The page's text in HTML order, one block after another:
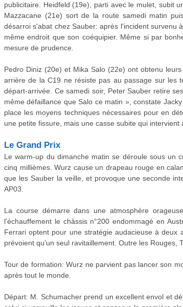
publicitaire. Heidfeld (19e), parti avec le mulet, subit
Mazzacane (21e) sort de la route samedi matin
désarroi s'abat chez Sauber: après l'incident survenu
même endroit que son coéquipier. Même si par
mesure de prudence.
Pedro Diniz (20e) et Mika Salo (22e) ont obtenu
arrière de la C19 ne résiste pas au passage sur les
départ-arrivée. Ce samedi soir, Peter Sauber retire
même défaillance que Salo ce matin », constate
place les moyens techniques nécessaires pour en
une petite fissure, mais une casse subite qui
Le Grand Prix
Le warm-up du dimanche matin se déroule sous un
cinq millièmes. Wurz cause un drapeau rouge en
que les Sauber la veille, et provoque une seconde
AP03.
La course démarre dans une atmosphère
l'échauffement le châssis n°200 endommagé en
Ferrari optent pour une stratégie audacieuse à
prévoient qu'un seul ravitaillement. Outre les Rouges,
Tour de formation: Wurz ne parvient pas lancer son
après tout le monde.
Départ: M. Schumacher prend un excellent envol et